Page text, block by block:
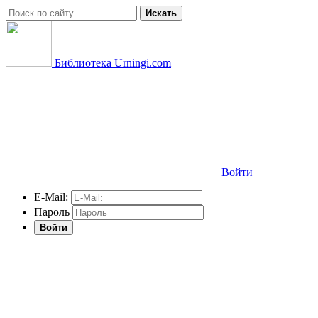
Искать
Библиотека Urningi.com
Войти
E-Mail:
Пароль
Войти